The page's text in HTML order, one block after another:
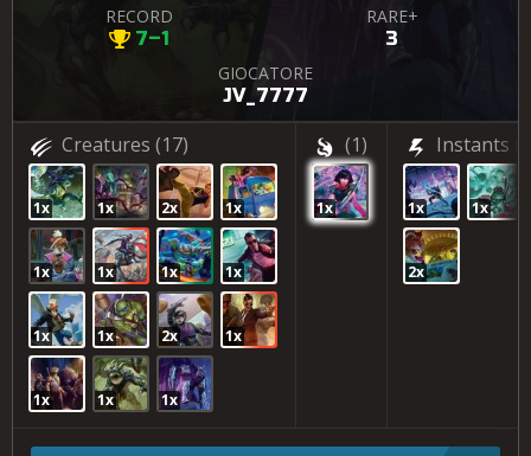
RECORD
7–1
RARE+
3
GIOCATORE
JV_7777
Creatures (17)
1x 1x 2x 1x
1x 1x 1x 1x
1x 1x 2x 1x
1x 1x 1x
(1)
1x
Instants
1x 1x
2x